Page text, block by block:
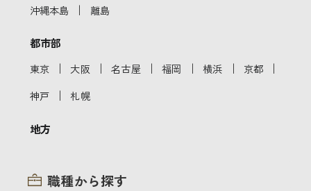
沖縄本島 ｜ 離島
都市部
東京 ｜ 大阪 ｜ 名古屋 ｜ 福岡 ｜ 横浜 ｜ 京都 ｜
神戸 ｜ 札幌
地方
職種から探す